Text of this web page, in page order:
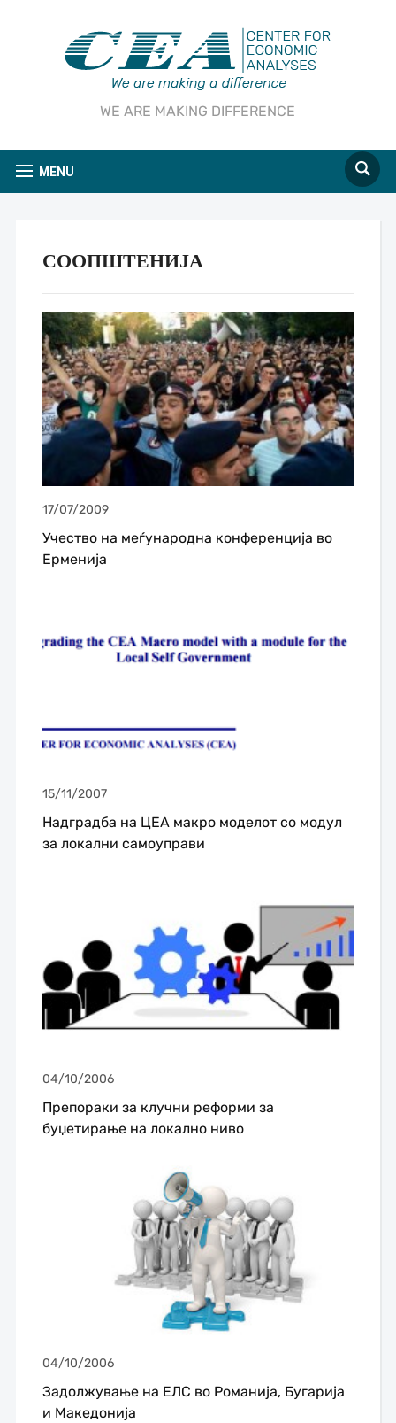
WE ARE MAKING DIFFERENCE
MENU
СООПШТЕНИЈА
17/07/2009
Учество на меѓународна конференција во
Ерменија
15/11/2007
Надградба на ЦЕА макро моделот со модул
за локални самоуправи
04/10/2006
Препораки за клучни реформи за
буџетирање на локално ниво
04/10/2006
Задолжување на ЕЛС во Романија, Бугарија
и Македонија